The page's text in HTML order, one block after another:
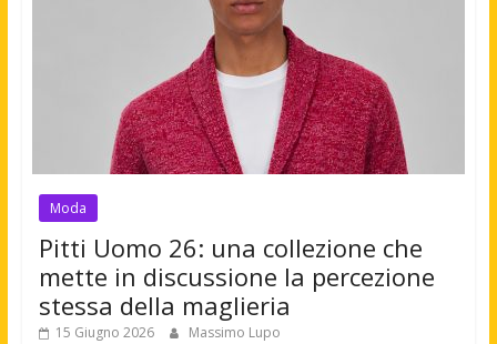
Moda
Pitti Uomo 26: una collezione che
mette in discussione la percezione
stessa della maglieria
15 Giugno 2026 Massimo Lupo